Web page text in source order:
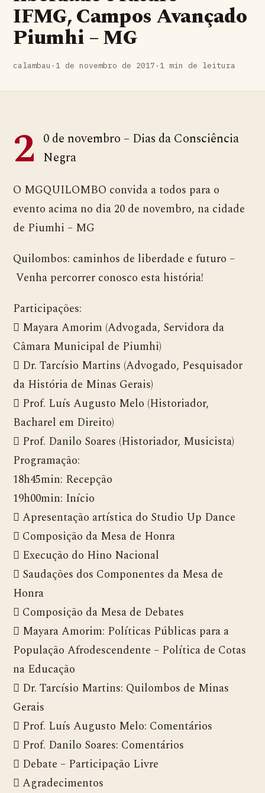
IFMG, Campos Avançado
Piumhi – MG
calambau · 1 de novembro de 2017 · 1 min de leitura
2 0 de novembro – Dias da Consciência
Negra
O MGQUILOMBO convida a todos para o
evento acima no dia 20 de novembro, na cidade
de Piumhi – MG
Quilombos: caminhos de liberdade e futuro –
Venha percorrer conosco esta história!
Participações:
 Mayara Amorim (Advogada, Servidora da
Câmara Municipal de Piumhi)
 Dr. Tarcísio Martins (Advogado, Pesquisador
da História de Minas Gerais)
 Prof. Luís Augusto Melo (Historiador,
Bacharel em Direito)
 Prof. Danilo Soares (Historiador, Musicista)
Programação:
18h45min: Recepção
19h00min: Início
 Apresentação artística do Studio Up Dance
 Composição da Mesa de Honra
 Execução do Hino Nacional
 Saudações dos Componentes da Mesa de
Honra
 Composição da Mesa de Debates
 Mayara Amorim: Políticas Públicas para a
População Afrodescendente – Política de Cotas
na Educação
 Dr. Tarcísio Martins: Quilombos de Minas
Gerais
 Prof. Luís Augusto Melo: Comentários
 Prof. Danilo Soares: Comentários
 Debate – Participação Livre
 Agradecimentos